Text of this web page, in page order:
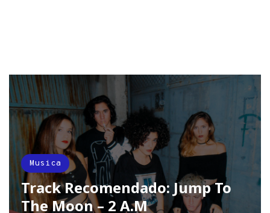
Musica
Track Recomendado: Jump To
The Moon – 2 A.M